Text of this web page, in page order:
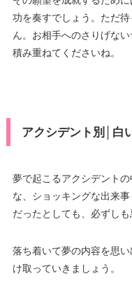
功を奏すでしょう。ただ
ん。お相手へのさりげな
積み重ねてくださいね。
アクシデント別│白
夢で起こるアクシデント
な、ショッキングな出来
だったとしても、必ずし
落ち着いて夢の内容を思
け取っていきましょう。